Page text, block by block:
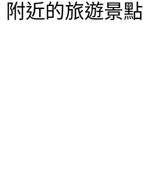
附近的旅遊景點